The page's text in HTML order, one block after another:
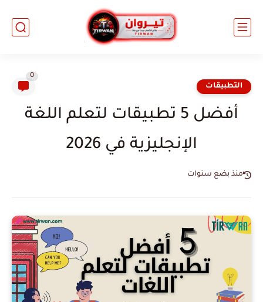
التطبيقات
0
أفضل 5 تطبيقات لتعلم اللغة
الإنجليزية في 2026
منذ بضع سنوات